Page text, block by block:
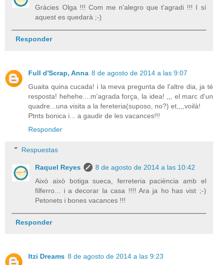
Gràcies Olga !!! Com me n'alegro que t'agradi !!! I sí
aquest es quedarà ;-)
Responder
Full d'Scrap, Anna 8 de agosto de 2014 a las 9:07
Guaita quina cucada! i la meva pregunta de l'altre dia, ja té
resposta! hehehe....m'agrada força, la idea! ,,, el marc d'un
quadre...una visita a la fereteria(suposo, no?) et,,,,voilà!
Ptnts bonica i... a gaudir de les vacances!!!
Responder
Respuestas
Raquel Reyes
8 de agosto de 2014 a las 10:42
Això això botiga sueca, ferreteria paciència amb el
filferro... i a decorar la casa !!!! Ara ja ho has vist ;-)
Petonets i bones vacances !!!
Responder
Itzi Dreams 8 de agosto de 2014 a las 9:23